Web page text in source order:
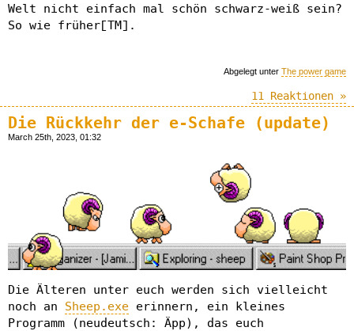
Welt nicht einfach mal schön schwarz-weiß sein?
So wie früher[TM].
Abgelegt unter The power game
11 Reaktionen »
Die Rückkehr der e-Schafe (update)
March 25th, 2023, 01:32
Die Älteren unter euch werden sich vielleicht
noch an Sheep.exe erinnern, ein kleines
Programm (neudeutsch: Äpp), das euch